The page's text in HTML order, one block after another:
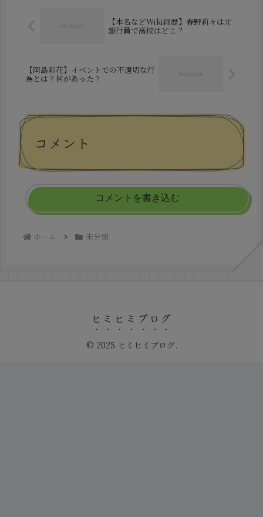
【本名などWiki経歴】春野莉々は元
銀行員で高校はどこ？
【岡島彩花】イベントでの不適切な行
為とは？何があった？
コメント
コメントを書き込む
ホーム 未分類
ヒミヒミブログ
© 2025 ヒミヒミブログ.